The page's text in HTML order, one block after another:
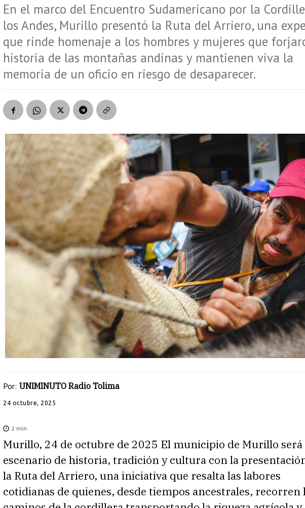
En el marco del Encuentro Sudamericano por la
los Andes, Murillo presentó la Ruta del Arriero, una
que rinde homenaje a los hombres y mujeres que
historia de las montañas andinas y mantienen viva la
memoria de un oficio en riesgo de desaparecer.
Por: UNIMINUTO Radio Tolima
24 octubre, 2025
2 min.
Murillo, 24 de octubre de 2025 El municipio de Murillo será
escenario de historia, tradición y cultura con la
la Ruta del Arriero, una iniciativa que resalta las labores
cotidianas de quienes, desde tiempos ancestrales, recorren